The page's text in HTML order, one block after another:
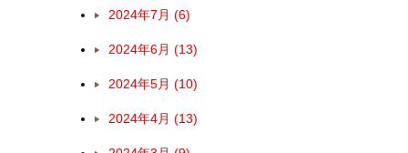
2024年7月 (6)
2024年6月 (13)
2024年5月 (10)
2024年4月 (13)